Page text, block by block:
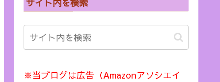
サイト内を検索
※当ブログは広告（Amazonアソシエイ